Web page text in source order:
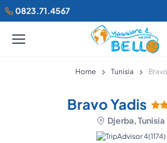
0823.71.4567
Home Tunisia
Bravo Yadis
Djerba, Tunisia
(1174)